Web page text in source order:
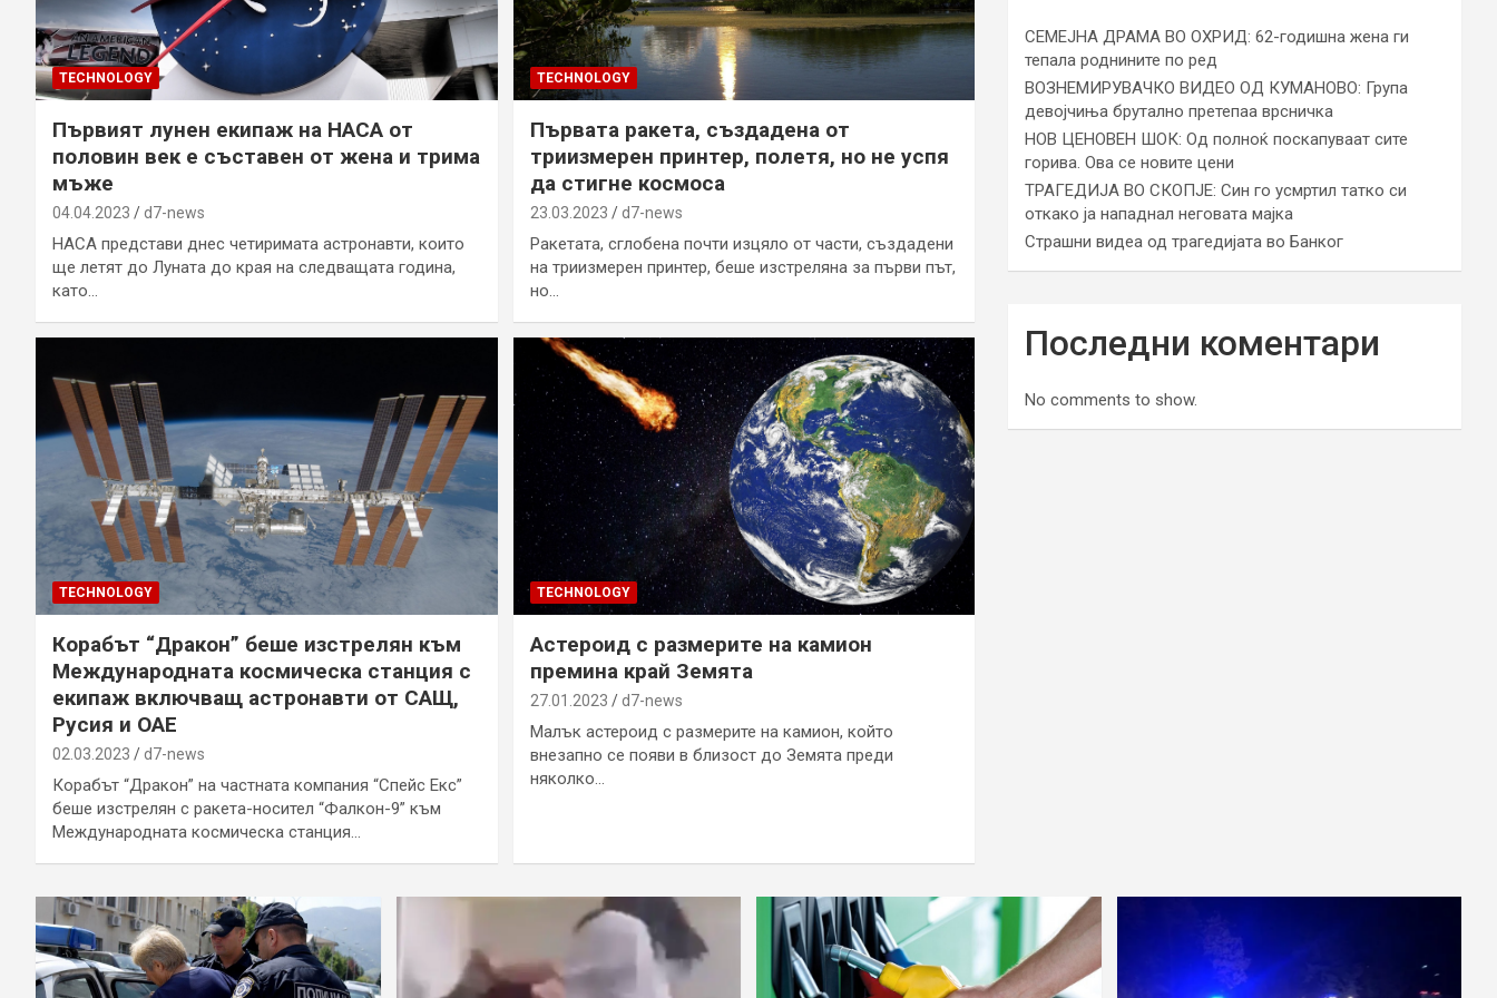
TECHNOLOGY
Първият лунен екипаж на НАСА от
половин век е съставен от жена и трима
мъже
04.04.2023 d7-news
НАСА представи днес четиримата астронавти, които
ще летят до Луната до края на следващата година,
като…
TECHNOLOGY
Първата ракета, създадена от
триизмерен принтер, полетя, но не успя
да стигне космоса
23.03.2023 d7-news
Ракетата, сглобена почти изцяло от части, създадени
на триизмерен принтер, беше изстреляна за първи път,
но…
TECHNOLOGY
Корабът “Дракон” беше изстрелян към
Международната космическа станция с
екипаж включващ астронавти от САЩ,
Русия и ОАЕ
02.03.2023 d7-news
Корабът “Дракон” на частната компания “Спейс Екс”
беше изстрелян с ракета-носител “Фалкон-9” към
Международната космическа станция…
TECHNOLOGY
Астероид с размерите на камион
премина край Земята
27.01.2023 d7-news
Малък астероид с размерите на камион, който
внезапно се появи в близост до Земята преди
няколко…
СЕМЕЈНА ДРАМА ВО ОХРИД: 62-годишна жена ги
тепала роднините по ред
ВОЗНЕМИРУВАЧКО ВИДЕО ОД КУМАНОВО: Група
девојчиња брутално претепаа врсничка
НОВ ЦЕНОВЕН ШОК: Од полноќ поскапуваат сите
горива. Ова се новите цени
ТРАГЕДИЈА ВО СКОПЈЕ: Син го усмртил татко си
откако ја нападнал неговата мајка
Страшни видеа од трагедијата во Банког
Последни коментари
No comments to show.